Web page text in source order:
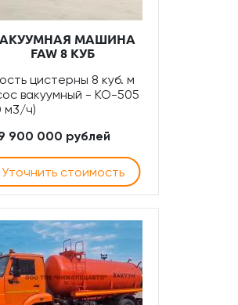
МАШИНА
FAW 8 КУБ
цистерны 8 куб. м
вакуумный - КО-505
м3/ч)
900 000 рублей
Уточнить стоимость